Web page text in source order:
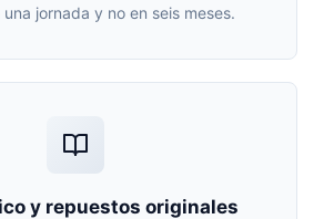
jornada y no en seis meses.
y repuestos originales